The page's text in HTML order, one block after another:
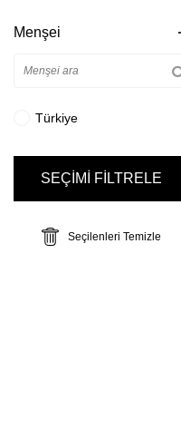
Menşei
Türkiye
SEÇİMİ FİLTRELE
Seçilenleri Temizle